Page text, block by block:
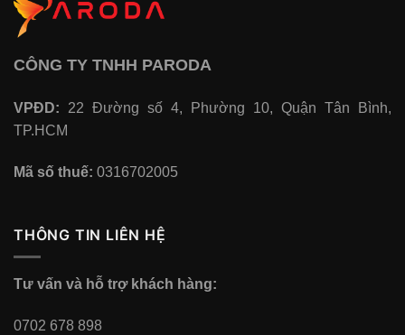
CÔNG TY TNHH PARODA
VPĐD: 22 Đường số 4, Phường 10, Quận Tân Bình,
TP.HCM
Mã số thuế: 0316702005
THÔNG TIN LIÊN HỆ
Tư vấn và hỗ trợ khách hàng:
0702 678 898